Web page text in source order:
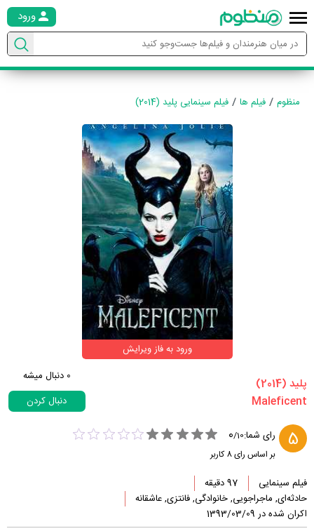
ورود
منظوم فیلم ها فیلم سینمایی پلید (2014)
ورود به فاز ویرایش
‏پلید‏ (2014)
0 دنبال میشه
دنبال کردن
5 رای شما: 0/10
بر اساس رای8کاربر
فیلم سینمایی
97 دقیقه
حادثه‌ای, ماجراجویی, خانوادگی, فانتزی, عاشقانه
اکران شده در 1393/03/09